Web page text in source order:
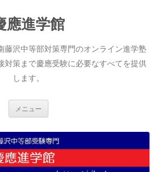
應進学館
藤沢中等部対策専門のオンライン進学塾
対策まで慶應受験に必要なすべてを提供
します。
メニュー